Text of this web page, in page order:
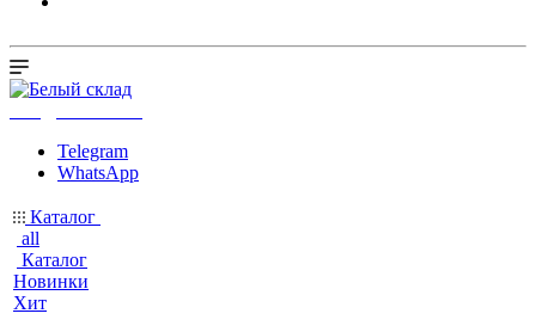
Telegram
WhatsApp
Каталог
all
Каталог
Новинки
Хит